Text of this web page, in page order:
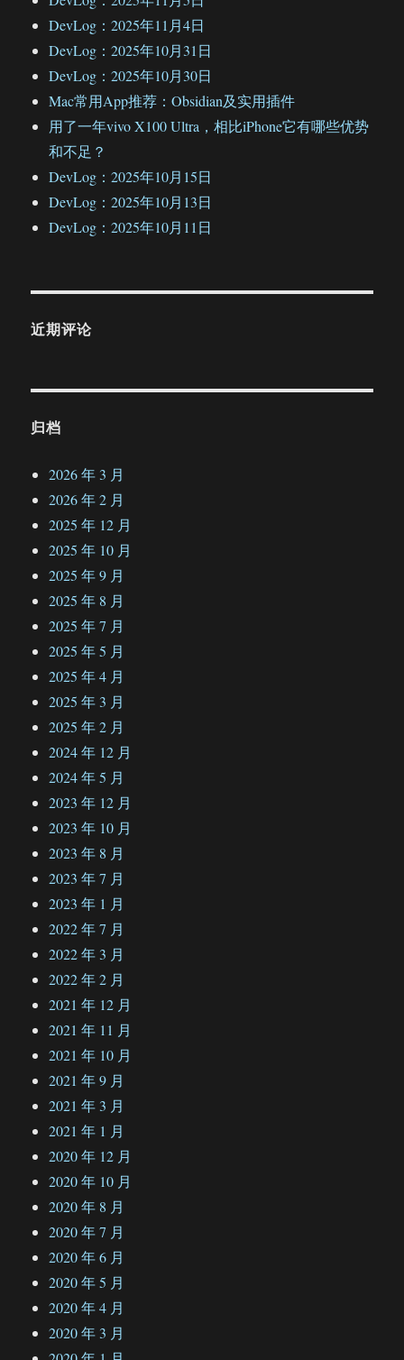
DevLog：2025年11月4日
DevLog：2025年10月31日
DevLog：2025年10月30日
Mac常用App推荐：Obsidian及实用插件
用了一年vivo X100 Ultra，相比iPhone它有哪些优势
和不足？
DevLog：2025年10月15日
DevLog：2025年10月13日
DevLog：2025年10月11日
近期评论
归档
2026 年 3 月
2026 年 2 月
2025 年 12 月
2025 年 10 月
2025 年 9 月
2025 年 8 月
2025 年 7 月
2025 年 5 月
2025 年 4 月
2025 年 3 月
2025 年 2 月
2024 年 12 月
2024 年 5 月
2023 年 12 月
2023 年 10 月
2023 年 8 月
2023 年 7 月
2023 年 1 月
2022 年 7 月
2022 年 3 月
2022 年 2 月
2021 年 12 月
2021 年 11 月
2021 年 10 月
2021 年 9 月
2021 年 3 月
2021 年 1 月
2020 年 12 月
2020 年 10 月
2020 年 8 月
2020 年 7 月
2020 年 6 月
2020 年 5 月
2020 年 4 月
2020 年 3 月